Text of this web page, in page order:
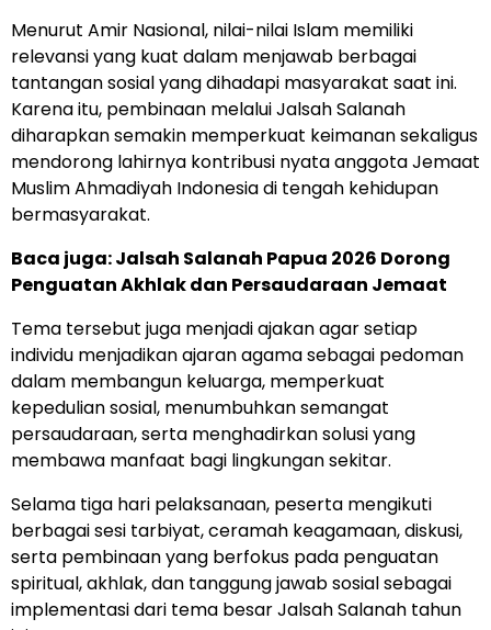
Menurut Amir Nasional, nilai-nilai Islam memiliki
relevansi yang kuat dalam menjawab berbagai
tantangan sosial yang dihadapi masyarakat saat ini.
Karena itu, pembinaan melalui Jalsah Salanah
diharapkan semakin memperkuat keimanan sekaligus
mendorong lahirnya kontribusi nyata anggota Jemaat
Muslim Ahmadiyah Indonesia di tengah kehidupan
bermasyarakat.
Baca juga:Jalsah Salanah Papua 2026 Dorong
Penguatan Akhlak dan Persaudaraan Jemaat
Tema tersebut juga menjadi ajakan agar setiap
individu menjadikan ajaran agama sebagai pedoman
dalam membangun keluarga, memperkuat
kepedulian sosial, menumbuhkan semangat
persaudaraan, serta menghadirkan solusi yang
membawa manfaat bagi lingkungan sekitar.
Selama tiga hari pelaksanaan, peserta mengikuti
berbagai sesi tarbiyat, ceramah keagamaan, diskusi,
serta pembinaan yang berfokus pada penguatan
spiritual, akhlak, dan tanggung jawab sosial sebagai
implementasi dari tema besar Jalsah Salanah tahun